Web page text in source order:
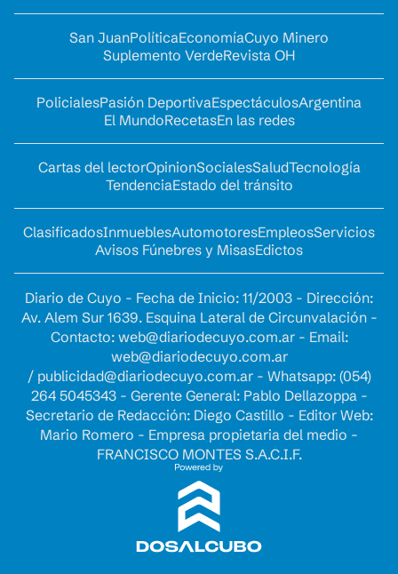
San JuanPolíticaEconomíaCuyo Minero
Suplemento VerdeRevista OH
PolicialesPasión DeportivaEspectáculosArgentina
El MundoRecetasEn las redes
Cartas del lectorOpinionSocialesSaludTecnología
TendenciaEstado del tránsito
ClasificadosInmueblesAutomotoresEmpleosServicios
Avisos Fúnebres y MisasEdictos
Diario de Cuyo - Fecha de Inicio: 11/2003 - Dirección:
Av. Alem Sur 1639. Esquina Lateral de Circunvalación -
Contacto: web@diariodecuyo.com.ar- Email:
web@diariodecuyo.com.ar
/ publicidad@diariodecuyo.com.ar- Whatsapp: (054)
264 5045343 - Gerente General: Pablo Dellazoppa -
Secretario de Redacción: Diego Castillo - Editor Web:
Mario Romero - Empresa propietaria del medio -
FRANCISCO MONTES S.A.C.I.F.